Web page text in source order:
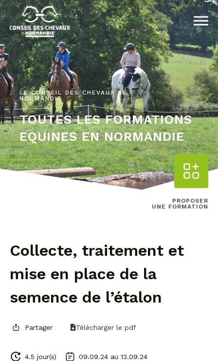
LE CONSEIL DES CHEVAUX DE
NORMANDIE
TOUTES LES FORMATIONS
EQUINES EN NORMANDIE
PROPOSER
UNE FORMATION
Collecte, traitement et
mise en place de la
semence de l’étalon
Partager Télécharger le pdf
4.5 jour(s) 09.09.24 au 13.09.24